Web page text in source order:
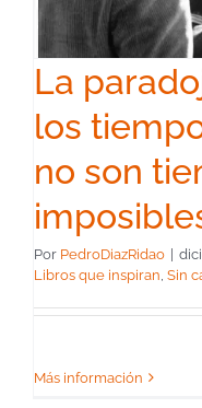
La
los
no son
Por PedroDiazRidao |
Libros que inspiran Sin
Más información